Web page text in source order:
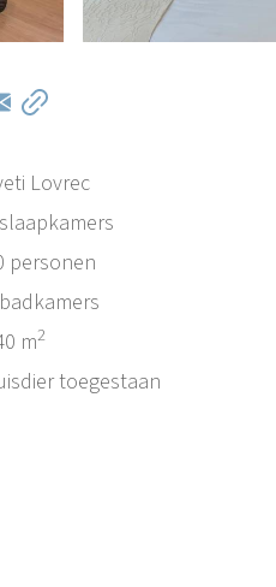
Lovrec
personen
m2
toegestaan